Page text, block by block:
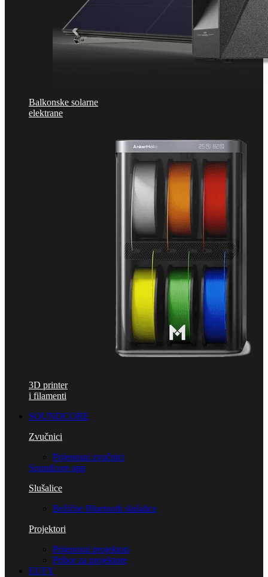
Balkonske solarne
elektrane
3D printer
i filamenti
SOUNDCORE
Zvučnici
Prijenosni zvučnici
Soundcore app
Slušalice
Bežične Bluetooth slušalice
Projektori
Prijenosni projektori
Pribor za projektore
EUFY